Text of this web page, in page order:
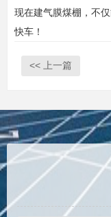
现在建气膜煤棚，不
快车！
<< 上一篇